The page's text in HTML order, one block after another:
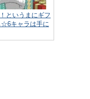
というまにギフ
☆6キャラは手に